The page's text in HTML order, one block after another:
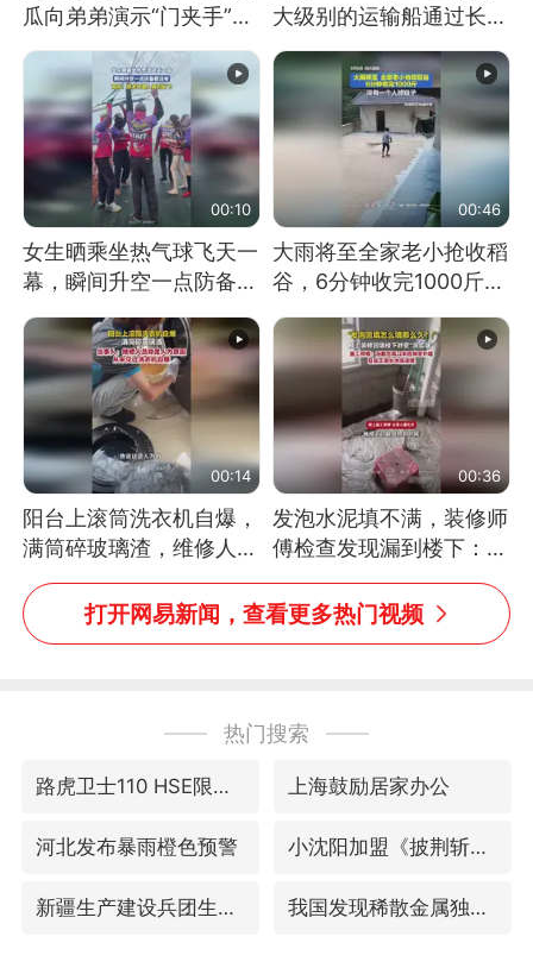
瓜向弟弟演示“门夹手”，
网友：果然言传不如身
教！
大级别的运输船通过长江
大桥这一幕，太震撼了！
00:10
女生晒乘坐热气球飞天一
幕，瞬间升空一点防备都
没有
00:46
大雨将至全家老小抢收稻
谷，6分钟收完1000斤，
没有一个人掉链子
00:14
阳台上滚筒洗衣机自爆，
满筒碎玻璃渣，维修人员
称是人为原因，从未见过
洗衣机自爆
00:36
发泡水泥填不满，装修师
傅检查发现漏到楼下：出
风口未延伸到外墙
打开网易新闻，查看更多热门视频
热门搜索
路虎卫士110 HSE限时降价 上海鼓励居家办公
河北发布暴雨橙色预警 小沈阳加盟《披荆斩棘》
新疆生产建设兵团生态环境局原局长被查 我国发现稀散金属独立新矿物——乌斯河锗矿